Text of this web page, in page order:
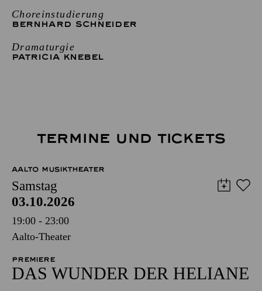
Choreinstudierung
BERNHARD SCHNEIDER
Dramaturgie
PATRICIA KNEBEL
TERMINE UND TICKETS
AALTO MUSIKTHEATER
Samstag
03.10.2026
19:00 - 23:00
Aalto-Theater
PREMIERE
DAS WUNDER DER HELIANE